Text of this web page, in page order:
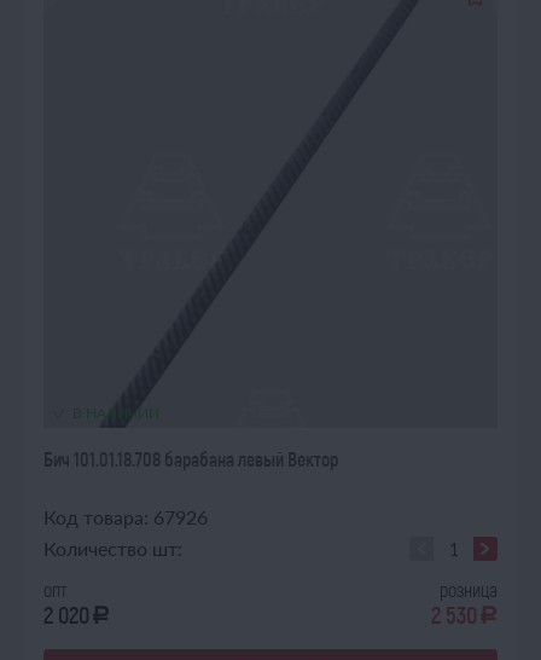
В НАЛИЧИИ
Бич 101.01.18.708 барабана левый Вектор
Код товара: 67926
Количество шт:
опт
2 020 a
розница
2 530 a